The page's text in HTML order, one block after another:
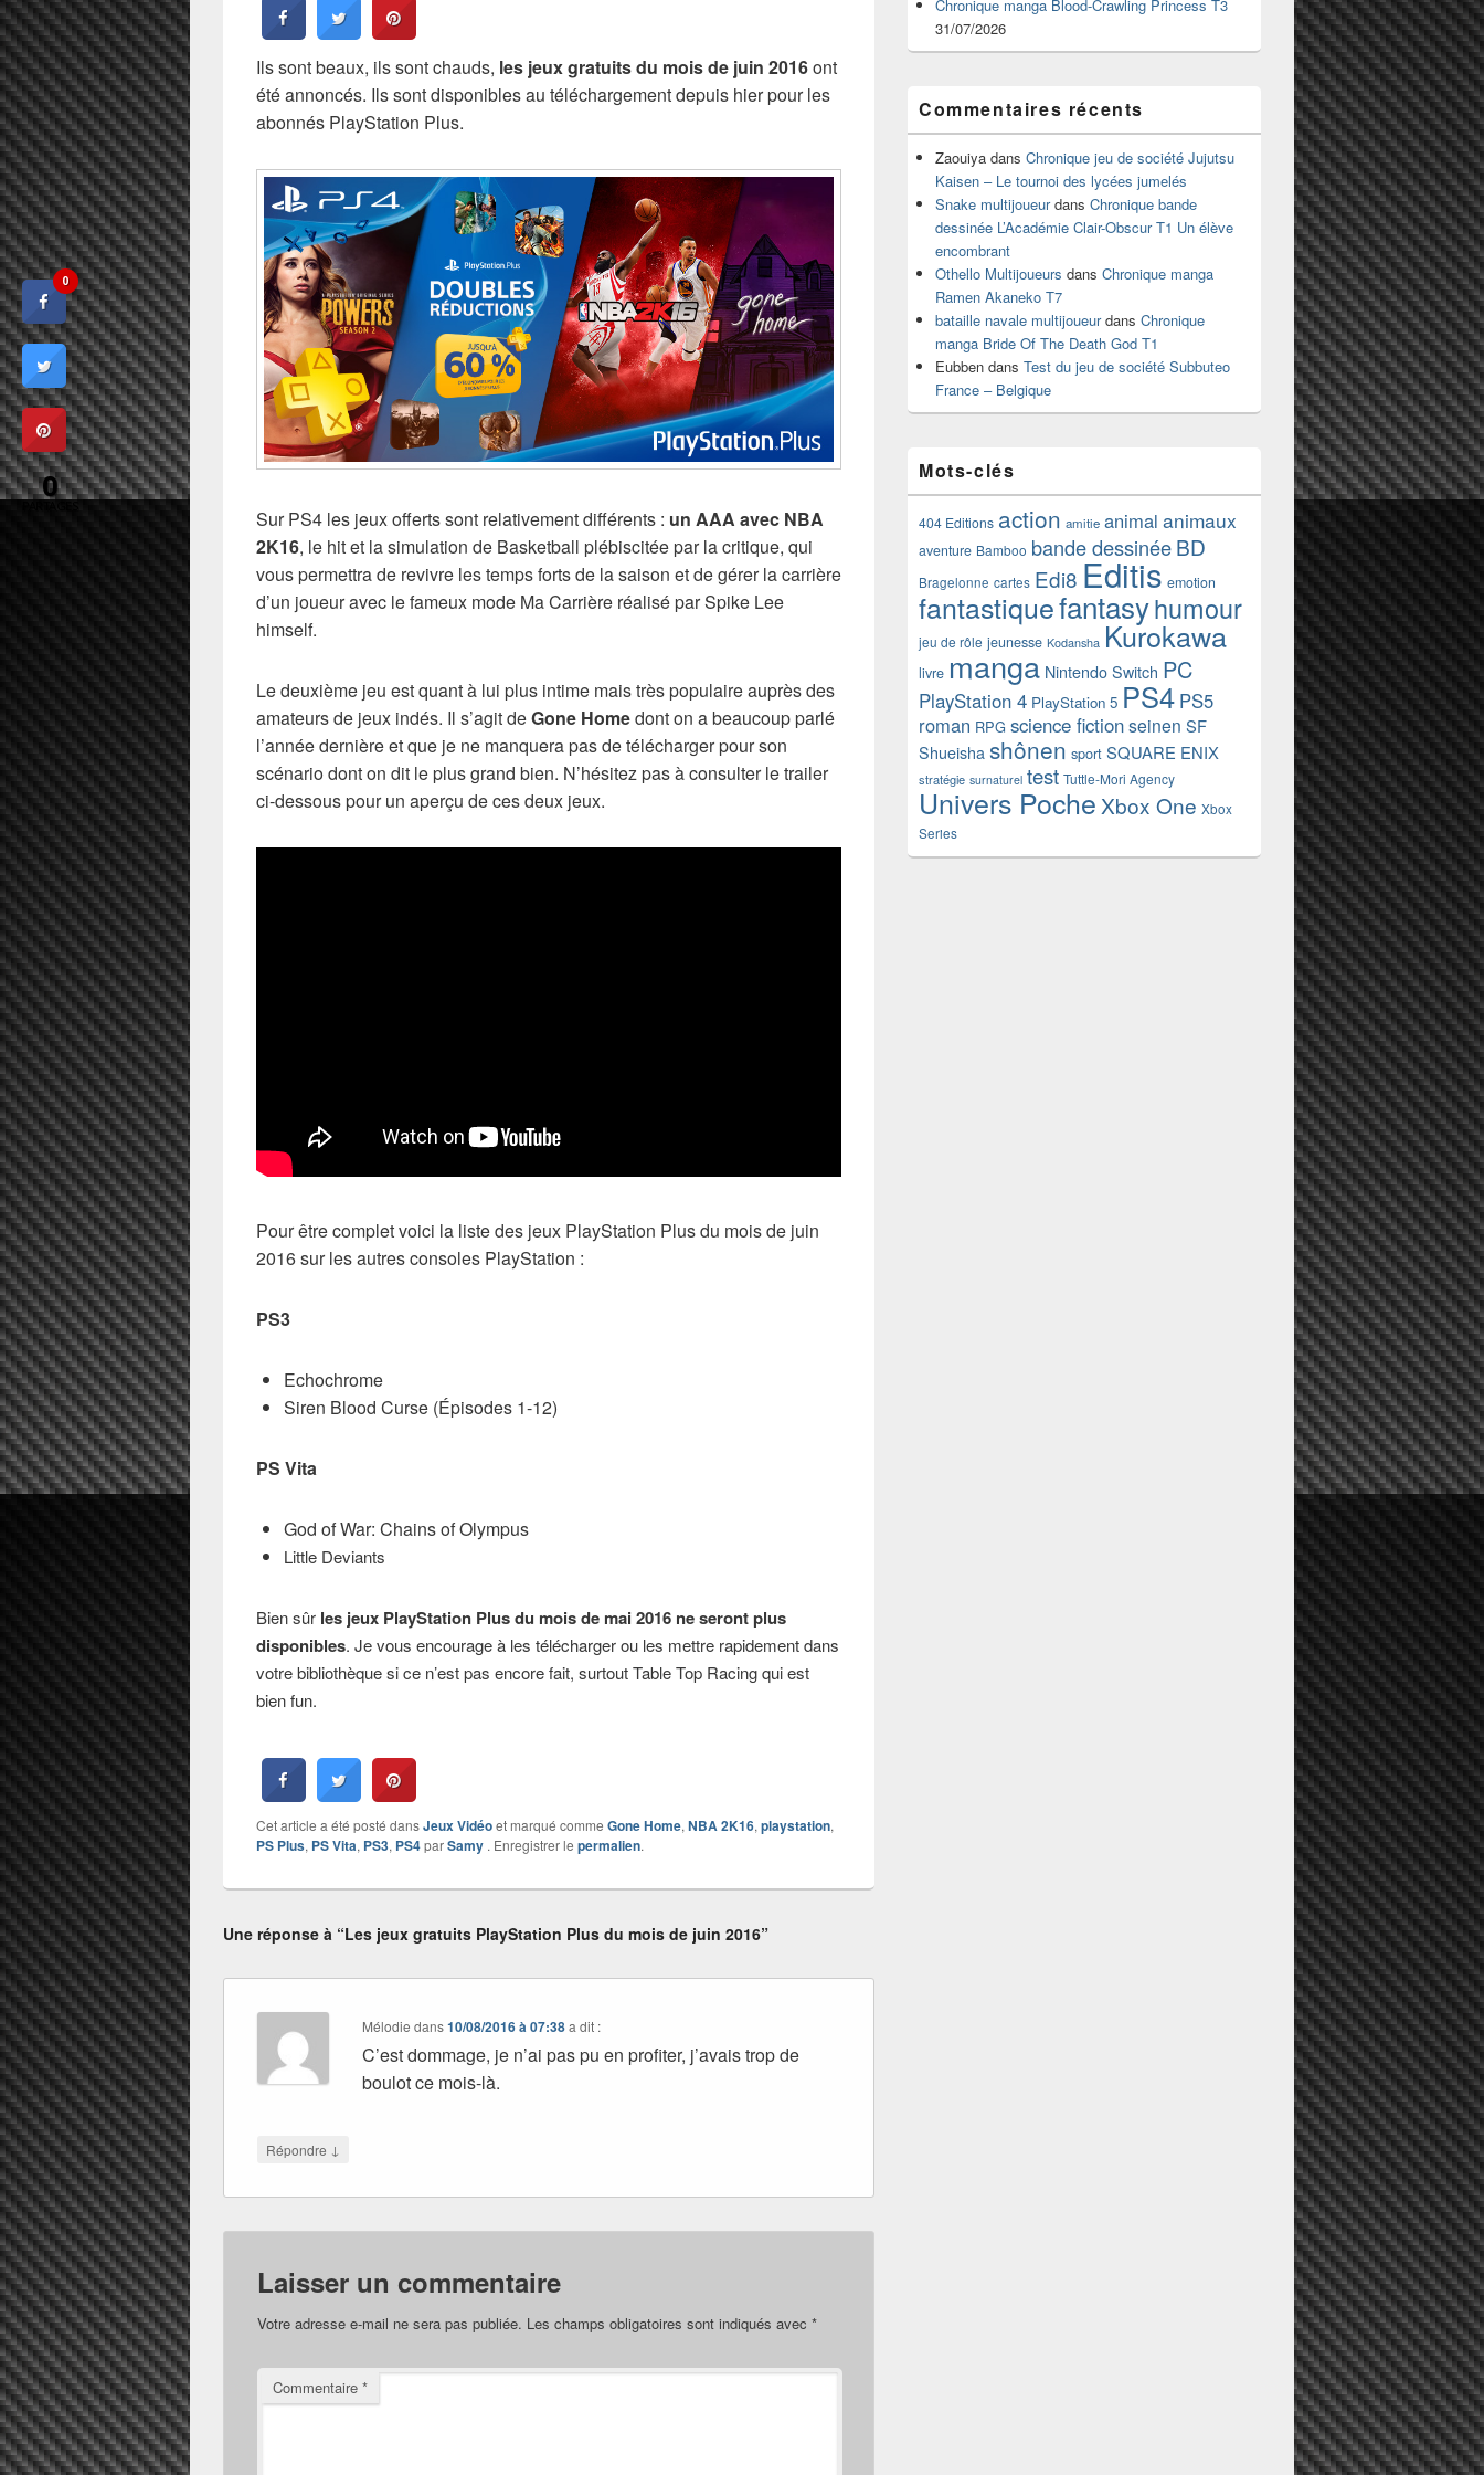
Ils sont beaux, ils sont chauds, les jeux gratuits du mois de juin 2016ont
été annoncés. Ils sont disponibles au téléchargement depuis hier pour les
abonnés PlayStation Plus.
Sur PS4 les jeux offerts sont relativement différents : un AAA avec NBA
2K16, le hit et la simulation de Basketball plébiscitée par la critique, qui
vous permettra de revivre les temps forts de la saison et de gérer la carrière
d’un joueur avec le fameux mode Ma Carrière réalisé par Spike Lee
himself.
Le deuxième jeu est quant à lui plus intime mais très populaire auprès des
amateurs de jeux indés. Il s’agit deGone Homedont on a beaucoup parlé
l’année dernière et que je ne manquera pas de télécharger pour son
scénario dont on dit le plus grand bien. N’hésitez pas à consulter le trailer
ci-dessous pour un aperçu de ces deux jeux.
Pour être complet voici la liste des jeux PlayStation Plus du mois de juin
2016 sur les autres consoles PlayStation :
PS3
Echochrome
Siren Blood Curse (Épisodes 1-12)
PS Vita
God of War: Chains of Olympus
Little Deviants
Bien sûr les jeux PlayStation Plus du mois de mai 2016 ne seront plus
disponibles. Je vous encourage à les télécharger ou les mettre rapidement dans
votre bibliothèque si ce n’est pas encore fait, surtout Table Top Racing qui est
bien fun.
Cet article a été posté dansJeux Vidéoet marqué comme Gone Home, NBA 2K16, playstation,
PS Plus, PS Vita, PS3, PS4parSamy . Enregistrer le permalien.
Une réponse à “Les jeux gratuits PlayStation Plus du mois de juin 2016”
Mélodie dans10/08/2016 à 07:38a dit :
C’est dommage, je n’ai pas pu en profiter, j’avais trop de
boulot ce mois-là.
Répondre ↓
Laisser un commentaire
Votre adresse e-mail ne sera pas publiée. Les champs obligatoires sont indiqués avec *
Commentaire *
Chronique manga Blood-Crawling Princess T3
31/07/2026
Commentaires récents
Zaouiya dans Chronique jeu de société Jujutsu
Kaisen – Le tournoi des lycées jumelés
Snake multijoueurdans Chronique bande
dessinée L’Académie Clair-Obscur T1 Un élève
encombrant
Othello Multijoueurs dans Chronique manga
Ramen Akaneko T7
bataille navale multijoueurdans Chronique
manga Bride Of The Death God T1
Eubben dans Test du jeu de société Subbuteo
France – Belgique
Mots-clés
404 Editions action amitie animal animaux
aventure Bamboo bande dessinéeBD
Bragelonne cartes Edi8 Editis emotion
fantastiquefantasyhumour
jeu de rôle jeunesse Kodansha Kurokawa
livre manga Nintendo Switch PC
PlayStation 4 PlayStation 5 PS4 PS5
roman RPG science fictionseinen SF
Shueisha shônen sport SQUARE ENIX
stratégie surnaturel test Tuttle-Mori Agency
Univers Poche Xbox One Xbox
Series
0
0